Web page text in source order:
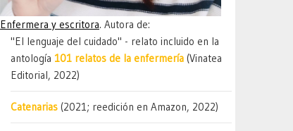
Enfermera y escritora. Autora de:
"El lenguaje del cuidado" - relato incluido en la
antología 101 relatos de la enfermería (Vinatea
Editorial, 2022)
Catenarias (2021; reedición en Amazon, 2022)